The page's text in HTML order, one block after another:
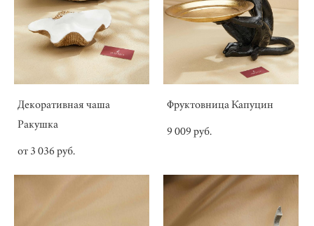
Декоративная чаша
Ракушка
от 3 036 pуб.
Фруктовница Капуцин
9 009 pуб.